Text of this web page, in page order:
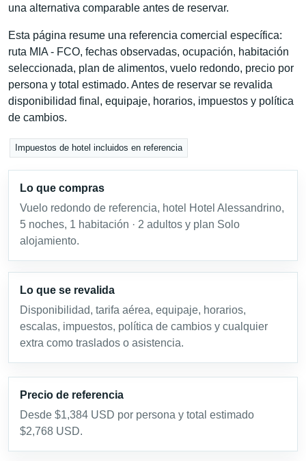
una alternativa comparable antes de reservar.
Esta página resume una referencia comercial específica:
ruta MIA - FCO, fechas observadas, ocupación, habitación
seleccionada, plan de alimentos, vuelo redondo, precio por
persona y total estimado. Antes de reservar se revalida
disponibilidad final, equipaje, horarios, impuestos y política
de cambios.
Impuestos de hotel incluidos en referencia
Lo que compras
Vuelo redondo de referencia, hotel Hotel Alessandrino,
5 noches, 1 habitación · 2 adultos y plan Solo
alojamiento.
Lo que se revalida
Disponibilidad, tarifa aérea, equipaje, horarios,
escalas, impuestos, política de cambios y cualquier
extra como traslados o asistencia.
Precio de referencia
Desde $1,384 USD por persona y total estimado
$2,768 USD.